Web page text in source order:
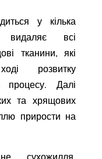
у кілька
видаляє всі
тканини, які
розвитку
процесу. Далі
та хрящових
прирости на